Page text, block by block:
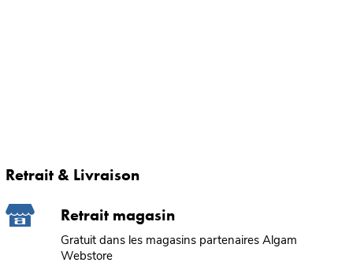
Retrait & Livraison
Retrait magasin
Gratuit dans les magasins partenaires Algam
Webstore